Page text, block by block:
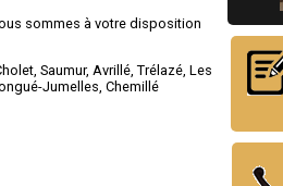
sommes à votre disposition
,Saumur, Avrillé ,Trélazé ,Les
Jumelles ,Chemillé